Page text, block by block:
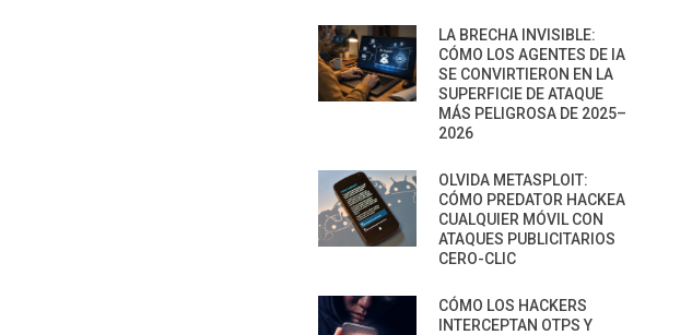
LA BRECHA INVISIBLE:
CÓMO LOS AGENTES DE IA
SE CONVIRTIERON EN LA
SUPERFICIE DE ATAQUE
MÁS PELIGROSA DE 2025–
2026
OLVIDA METASPLOIT:
CÓMO PREDATOR HACKEA
CUALQUIER MÓVIL CON
ATAQUES PUBLICITARIOS
CERO-CLIC
CÓMO LOS HACKERS
INTERCEPTAN OTPS Y